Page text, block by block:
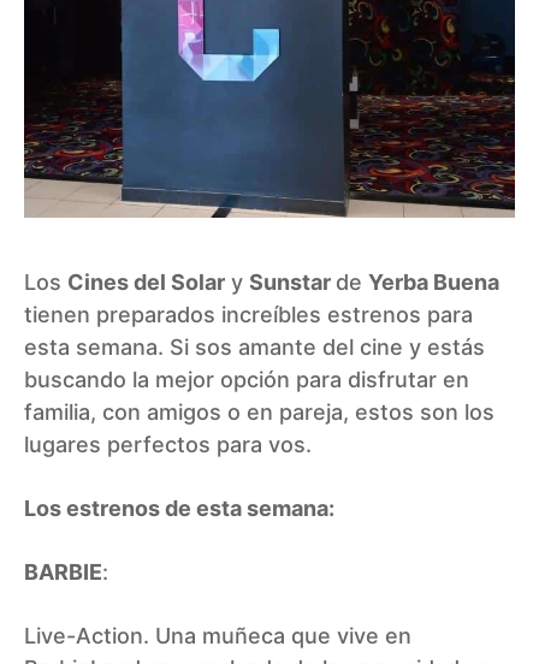
Los Cines del Solar y Sunstar de Yerba Buena
tienen preparados increíbles estrenos para
esta semana. Si sos amante del cine y estás
buscando la mejor opción para disfrutar en
familia, con amigos o en pareja, estos son los
lugares perfectos para vos.
Los estrenos de esta semana:
BARBIE:
Live-Action. Una muñeca que vive en